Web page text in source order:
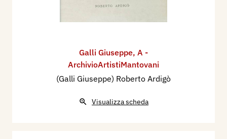
Galli Giuseppe, A -
ArchivioArtistiMantovani
(Galli Giuseppe) Roberto Ardigò
Visualizza scheda